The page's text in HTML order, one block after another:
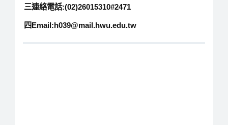
三連絡電話:(02)26015310#2471
四Email:h039@mail.hwu.edu.tw